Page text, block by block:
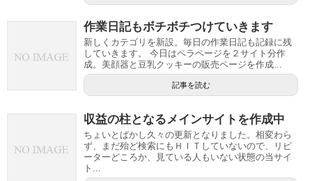
作業日記もボチボチつけていきます
新しくカテゴリを新設。毎日の作業日記も記録に残
していきます。 今日はペラページを２サイト分作
成。美顔器と豆乳クッキーの販売ページを作成...
記事を読む
収益の柱となるメインサイトを作成中
ちょいとばかし久々の更新となりました。相変わら
ず、まだ殆ど検索にもＨＩＴしていないので、リピ
ーターどころか、見ている人もいない状態の当サイ
ト...